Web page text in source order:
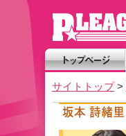
サイトトップ>